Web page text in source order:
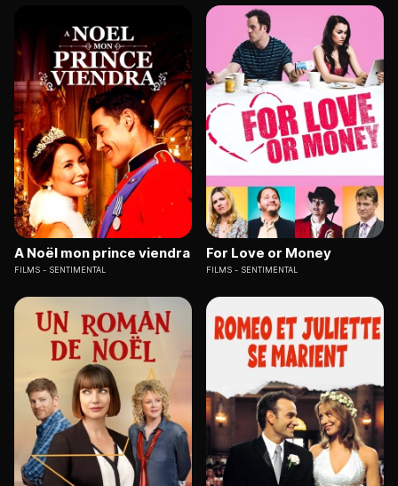
A Noël mon prince viendra
FILMS SENTIMENTAL
For Love or Money
FILMS SENTIMENTAL